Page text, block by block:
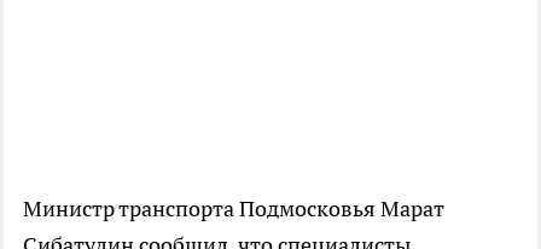
Министр транспорта Подмосковья Марат